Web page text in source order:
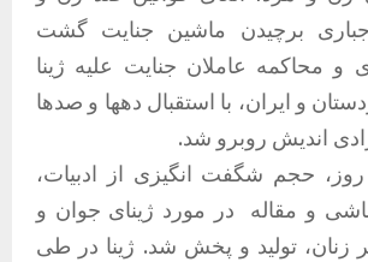
برچیدن ماشین جنایت گشت
و محاکمه عاملان جنایت علیه ژینا
و ایران، با استقبال دهها و صدها
اندیش روبرو شد.
حجم شگفت انگیزی از ادبیات،
و مقاله در مورد ژینای جوان و
زنان، تولید و پخش شد. ژینا در طی